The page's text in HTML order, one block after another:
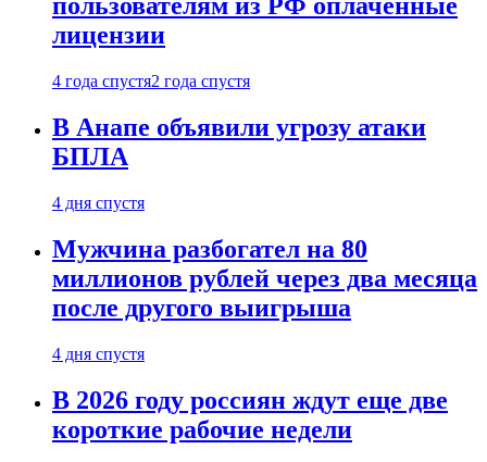
пользователям из РФ оплаченные
лицензии
4 года спустя2 года спустя
В Анапе объявили угрозу атаки
БПЛА
4 дня спустя
Мужчина разбогател на 80
миллионов рублей через два месяца
после другого выигрыша
4 дня спустя
В 2026 году россиян ждут еще две
короткие рабочие недели